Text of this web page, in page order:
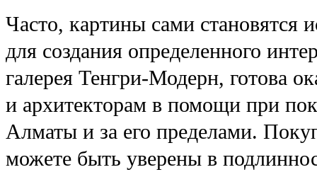
Часто, картины сами становятся
для создания определенного
галерея Тенгри-Модерн, готова
и архитекторам в помощи при
Алматы и за его пределами.
можете быть уверены в